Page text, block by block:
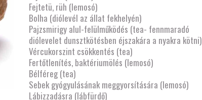
Fejtetü, rüh (lemosó)
Bolha (diólevél az állat fekhelyén)
Pajzsmirigy alul-felülműködés (tea- fennmaradó
diólevelet dunsztkötésben éjszakára a nyakra kötni)
Vércukorszint csökkentés (tea)
Fertőtlenítés, baktériumölés (lemosó)
Bélféreg (tea)
Sebek gyógyulásának meggyorsítására (lemosó)
Lábizzadásra (lábfürdő)